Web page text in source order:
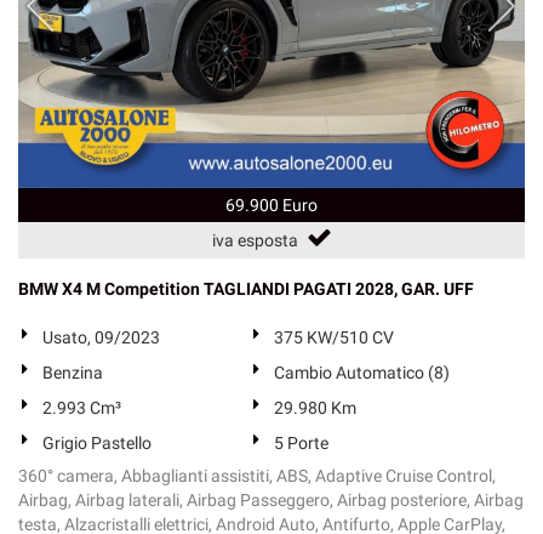
69.900 Euro
iva esposta
BMW X4 M Competition TAGLIANDI PAGATI 2028, GAR. UFF
Usato, 09/2023
375 KW/510 CV
Benzina
Cambio Automatico (8)
2.993 Cm³
29.980 Km
Grigio Pastello
5 Porte
360° camera, Abbaglianti assistiti, ABS, Adaptive Cruise Control,
Airbag, Airbag laterali, Airbag Passeggero, Airbag posteriore, Airbag
testa, Alzacristalli elettrici, Android Auto, Antifurto, Apple CarPlay,